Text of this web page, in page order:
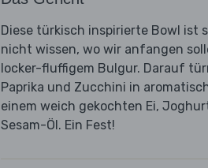
Diese türkisch inspirierte Bowl ist
nicht wissen, wo wir anfangen
locker-fluffigem Bulgur. Darauf
Paprika und Zucchini in
einem weich gekochten Ei,
Sesam-Öl. Ein Fest!